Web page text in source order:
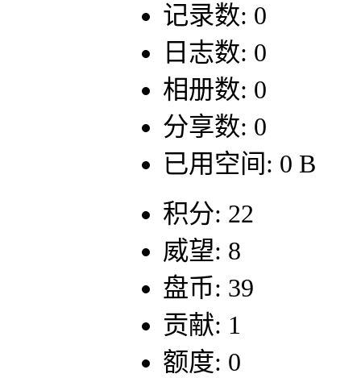
记录数: 0
日志数: 0
相册数: 0
分享数: 0
已用空间: 0 B
积分: 22
威望: 8
盘币: 39
贡献: 1
额度: 0